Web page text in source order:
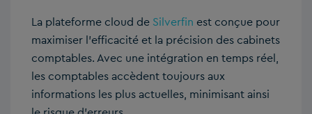
La plateforme cloud de Silverfin est conçue pour
maximiser l’efficacité et la précision des cabinets
comptables. Avec une intégration en temps réel,
les comptables accèdent toujours aux
informations les plus actuelles, minimisant ainsi